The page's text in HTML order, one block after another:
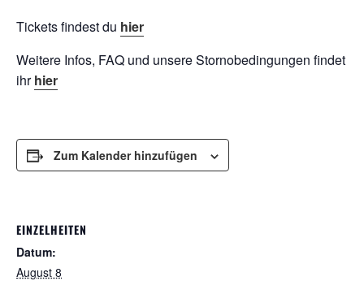
Tickets findest du hier
Weitere Infos, FAQ und unsere Stornobedingungen findet
ihrhier
Zum Kalender hinzufügen
EINZELHEITEN
Datum:
August 8